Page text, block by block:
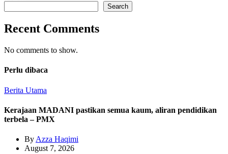
Search
Recent Comments
No comments to show.
Perlu dibaca
Berita Utama
Kerajaan MADANI pastikan semua kaum, aliran pendidikan
terbela – PMX
By Azza Haqimi
August 7, 2026